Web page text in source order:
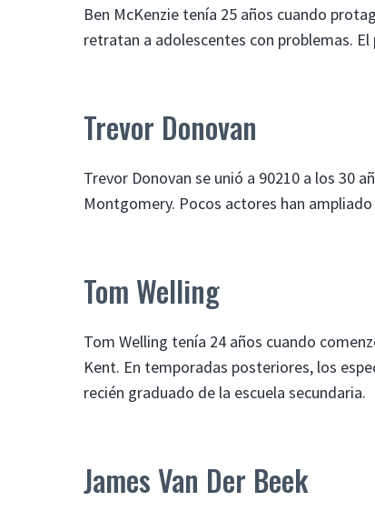
Ben McKenzie tenía 25 años cuando
retratan a adolescentes con problemas.
Trevor Donovan
Trevor Donovan se unió a 90210 a los 30
Montgomery. Pocos actores han
Tom Welling
Tom Welling tenía 24 años cuando
Kent. En temporadas posteriores, los
recién graduado de la escuela secundaria.
James Van Der Beek